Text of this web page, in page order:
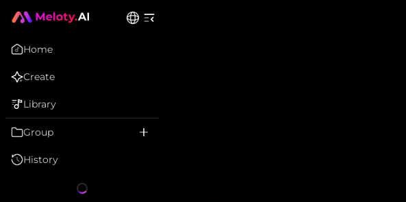
Home
Create
Library
Group
History